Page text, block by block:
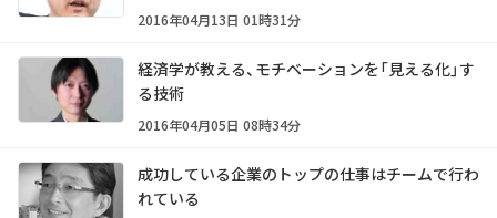
2016年04月13日 01時31分
経済学が教える、モチベーションを「見える化」す
る技術
2016年04月05日 08時34分
成功している企業のトップの仕事はチームで行わ
れている